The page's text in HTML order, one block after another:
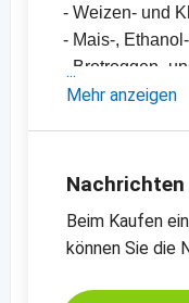
- Weizen- und
- Mais-,
- Brotroggen-
-
- Preischarts,
- Preischats zu
Kassamarkt -
Mehr anzeigen
Beim Kaufen
können Sie die